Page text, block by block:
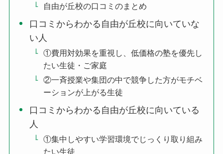
自由が丘校の口コミのまとめ
口コミからわかる自由が丘校に向いていな
い人
①費用対効果を重視し、低価格の塾を優先し
たい生徒・ご家庭
②一斉授業や集団の中で競争した方がモチベ
ーションが上がる生徒
口コミからわかる自由が丘校に向いている
人
①集中しやすい学習環境でじっくり取り組み
たい生徒